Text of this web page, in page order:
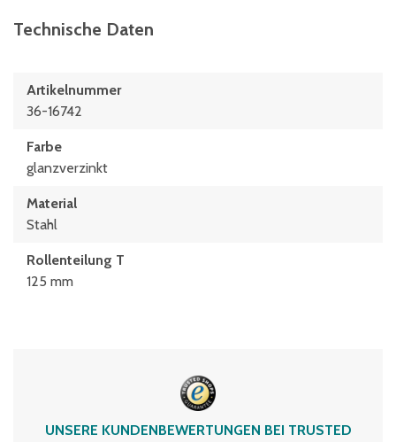
Technische Daten
Artikelnummer
36-16742
Farbe
glanzverzinkt
Material
Stahl
Rollenteilung T
125 mm
UNSERE KUNDENBEWERTUNGEN BEI TRUSTED